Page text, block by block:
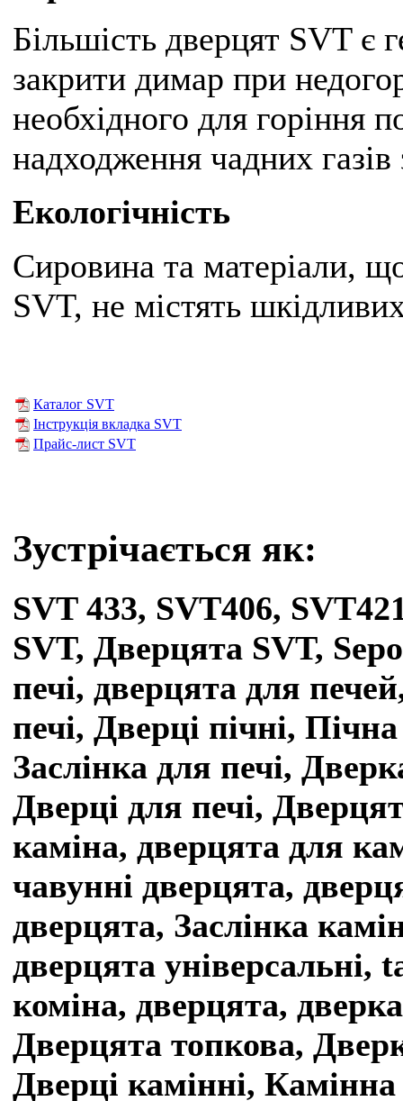
Більшість дверцят SVT є
закрити димар при
необхідного для горіння
надходження чадних
Екологічність
Сировина та матеріали,
SVT, не містять
Каталог SVT
Інструкція вкладка SVT
Прайс-лист SVT
Зустрічається як:
SVT 433, SVT406,
SVT, Дверцята SVT,
печі, дверцята для
печі, Дверці пічні,
Заслінка для печі,
Дверці для печі,
каміна, дверцята для
чавунні дверцята,
дверцята, Заслінка
дверцята
коміна, дверцята,
Дверцята топкова,
Дверці камінні,